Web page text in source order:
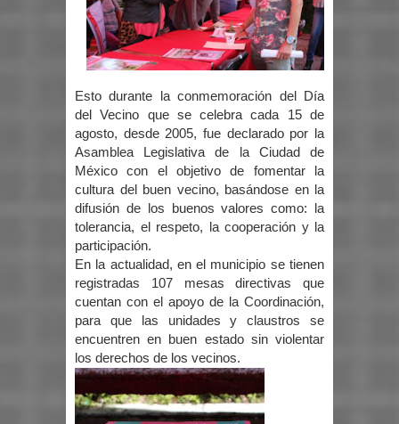
Esto durante la conmemoración del Día
del Vecino que se celebra cada 15 de
agosto, desde 2005, fue declarado por la
Asamblea Legislativa de la Ciudad de
México con el objetivo de fomentar la
cultura del buen vecino, basándose en la
difusión de los buenos valores como: la
tolerancia, el respeto, la cooperación y la
participación.
En la actualidad, en el municipio se tienen
registradas 107 mesas directivas que
cuentan con el apoyo de la Coordinación,
para que las unidades y claustros se
encuentren en buen estado sin violentar
los derechos de los vecinos.